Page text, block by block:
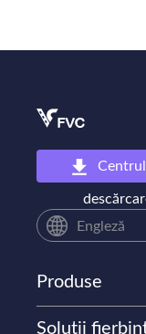
Engleză
Produse
Soluții